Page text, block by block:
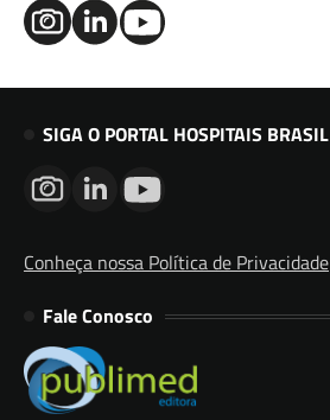
SIGA O PORTAL HOSPITAIS BRASIL
Conheça nossa Política de Privacidade
Fale Conosco